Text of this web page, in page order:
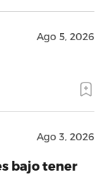
Ago 5, 2026
Ago 3, 2026
bajo tener